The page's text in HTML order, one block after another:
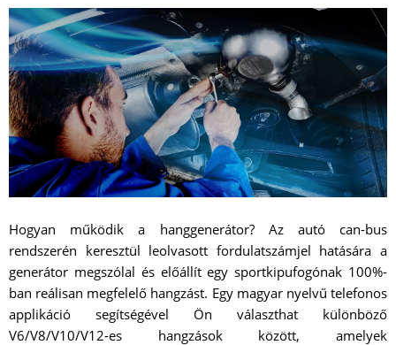
Hogyan működik a hanggenerátor? Az autó can-bus
rendszerén keresztül leolvasott fordulatszámjel hatására a
generátor megszólal és előállít egy sportkipufogónak 100%-
ban reálisan megfelelő hangzást. Egy magyar nyelvű telefonos
applikáció segítségével Ön választhat különböző
V6/V8/V10/V12-es hangzások között, amelyek